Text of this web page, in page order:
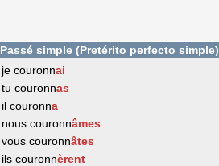
Passé simple (Pretérito perfecto simple)
je couronnai
tu couronnas
il couronna
nous couronnâmes
vous couronnâtes
ils couronnèrent